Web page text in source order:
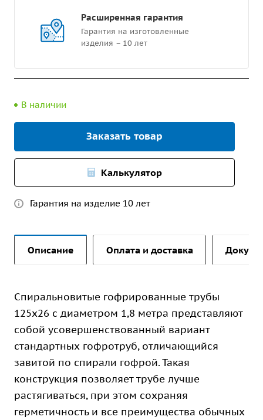
Расширенная гарантия
Гарантия на изготовленные
изделия – 10 лет
В наличии
Заказать товар
Калькулятор
Гарантия на изделие 10 лет
Описание Оплата и доставка
Спиральновитые гофрированные трубы
125х26 с диаметром 1,8 метра представляют
собой усовершенствованный вариант
стандартных гофротруб, отличающийся
завитой по спирали гофрой. Такая
конструкция позволяет трубе лучше
растягиваться, при этом сохраняя
герметичность и все преимущества обычных